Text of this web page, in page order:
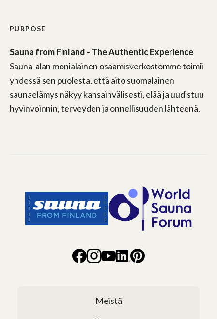
PURPOSE
Sauna from Finland - The Authentic Experience
Sauna-alan monialainen osaamisverkostomme toimii
yhdessä sen puolesta, että aito suomalainen
saunaelämys näkyy kansainvälisesti, elää ja uudistuu
hyvinvoinnin, terveyden ja onnellisuuden lähteenä.
Meistä